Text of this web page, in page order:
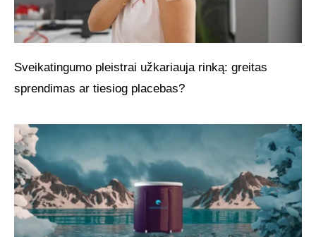
Sveikatingumo pleistrai užkariauja rinką: greitas
sprendimas ar tiesiog placebas?